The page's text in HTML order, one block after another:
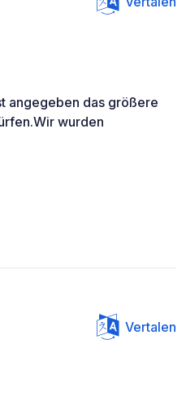
angegeben das größere
wurden
Vertalen